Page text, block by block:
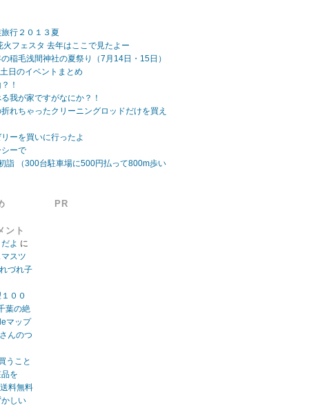
行２０１３夏
フェスタ 去年はここで見たよー
稲毛浅間神社の夏祭り（7月14日・15日）
日のイベントまとめ
！
我が家ですがなにか？！
れちゃったクリーニングロッドだけを買え
ーを買いに行ったよ
ーで
詣 （300台駐車場に500円払って800m歩い
ント
よ に
スツ
づれ子
００
葉の絶
マップ
んのつ
うこと
を
送料無料
しい
PR